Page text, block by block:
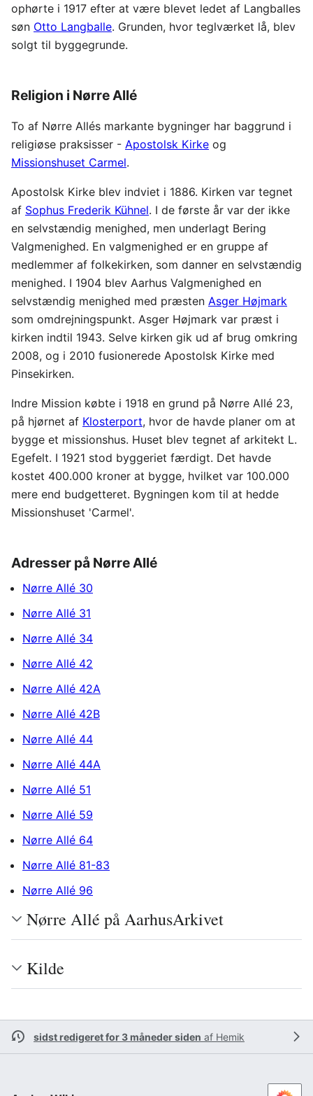
ophørte i 1917 efter at være blevet ledet af Langballes
søn Otto Langballe. Grunden, hvor teglværket lå, blev
solgt til byggegrunde.
Religion i Nørre Allé
To af Nørre Allés markante bygninger har baggrund i
religiøse praksisser - Apostolsk Kirke og
Missionshuset Carmel.
Apostolsk Kirke blev indviet i 1886. Kirken var tegnet
af Sophus Frederik Kühnel. I de første år var der ikke
en selvstændig menighed, men underlagt Bering
Valgmenighed. En valgmenighed er en gruppe af
medlemmer af folkekirken, som danner en selvstændig
menighed. I 1904 blev Aarhus Valgmenighed en
selvstændig menighed med præsten Asger Højmark
som omdrejningspunkt. Asger Højmark var præst i
kirken indtil 1943. Selve kirken gik ud af brug omkring
2008, og i 2010 fusionerede Apostolsk Kirke med
Pinsekirken.
Indre Mission købte i 1918 en grund på Nørre Allé 23,
på hjørnet af Klosterport, hvor de havde planer om at
bygge et missionshus. Huset blev tegnet af arkitekt L.
Egefelt. I 1921 stod byggeriet færdigt. Det havde
kostet 400.000 kroner at bygge, hvilket var 100.000
mere end budgetteret. Bygningen kom til at hedde
Missionshuset 'Carmel'.
Adresser på Nørre Allé
Nørre Allé 30
Nørre Allé 31
Nørre Allé 34
Nørre Allé 42
Nørre Allé 42A
Nørre Allé 42B
Nørre Allé 44
Nørre Allé 44A
Nørre Allé 51
Nørre Allé 59
Nørre Allé 64
Nørre Allé 81-83
Nørre Allé 96
Nørre Allé på AarhusArkivet
Kilde
sidst redigeret for 3 måneder siden af Hemik